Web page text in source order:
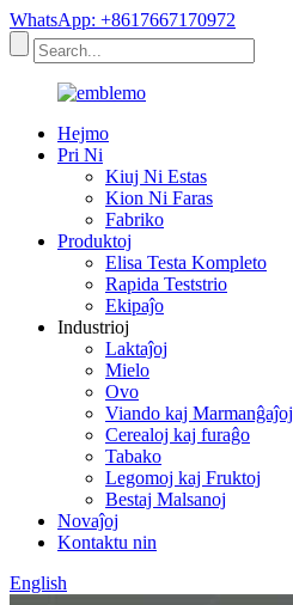
WhatsApp: +8617667170972
Hejmo
Pri Ni
Kiuj Ni Estas
Kion Ni Faras
Fabriko
Produktoj
Elisa Testa Kompleto
Rapida Teststrio
Ekipaĵo
Industrioj
Laktaĵoj
Mielo
Ovo
Viando kaj Marmanĝaĵoj
Cerealoj kaj furaĝo
Tabako
Legomoj kaj Fruktoj
Bestaj Malsanoj
Novaĵoj
Kontaktu nin
English